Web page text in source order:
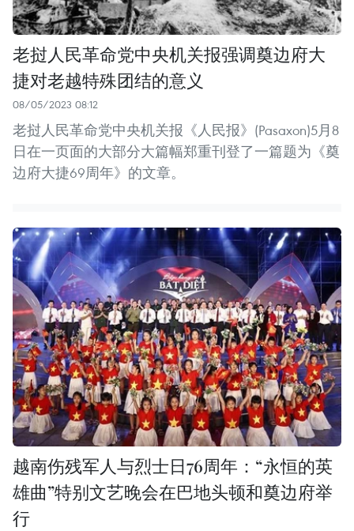
老挝人民革命党中央机关报强调奠边府大
捷对老越特殊团结的意义
08/05/2023 08:12
老挝人民革命党中央机关报《人民报》(Pasaxon)5月8
日在一页面的大部分大篇幅郑重刊登了一篇题为《奠
边府大捷69周年》的文章。
越南伤残军人与烈士日76周年：“永恒的英
雄曲”特别文艺晚会在巴地头顿和奠边府举
行